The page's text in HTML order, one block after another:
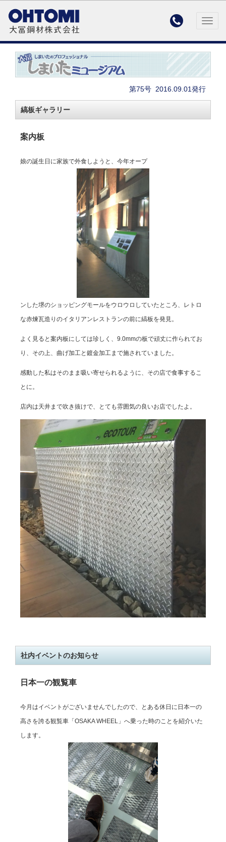

第75号 2016.09.01発行
縞板ギャラリー
案内板
娘の誕生日に家族で外食しようと、今年オープ
ンした堺のショッピングモールをウロウロしていたところ、レトロ
な赤煉瓦造りのイタリアンレストランの前に縞板を発見。
よく見ると案内板にしては珍しく、9.0mmの板で頑丈に作られてお
り、その上、曲げ加工と鍍金加工まで施されていました。
感動した私はそのまま吸い寄せられるように、その店で食事するこ
とに。
店内は天井まで吹き抜けで、とても雰囲気の良いお店でしたよ。
社内イベントのお知らせ
日本一の観覧車
今月はイベントがございませんでしたので、とある休日に日本一の
高さを誇る観覧車「OSAKA WHEEL」へ乗った時のことを紹介いた
します。